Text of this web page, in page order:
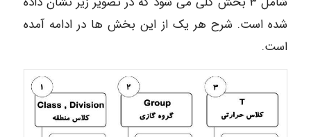
شده است. شرح هر یک از این بخش ها در ادامه آمده
است.